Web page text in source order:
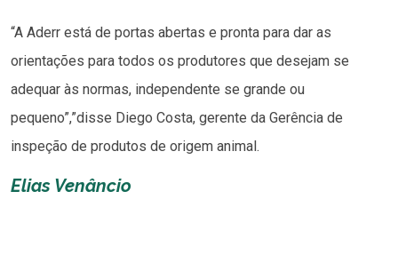
“A Aderr está de portas abertas e pronta para dar as
orientações para todos os produtores que desejam se
adequar às normas, independente se grande ou
pequeno”,”disse Diego Costa, gerente da Gerência de
inspeção de produtos de origem animal.
Elias Venâncio